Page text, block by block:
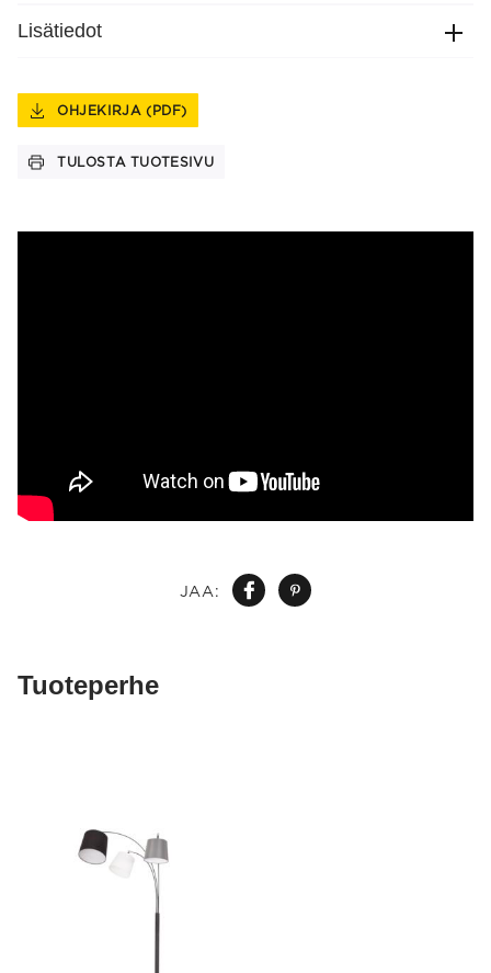
JAA:
Lisätiedot
OHJEKIRJA (PDF)
TULOSTA TUOTESIVU
Tuoteperhe